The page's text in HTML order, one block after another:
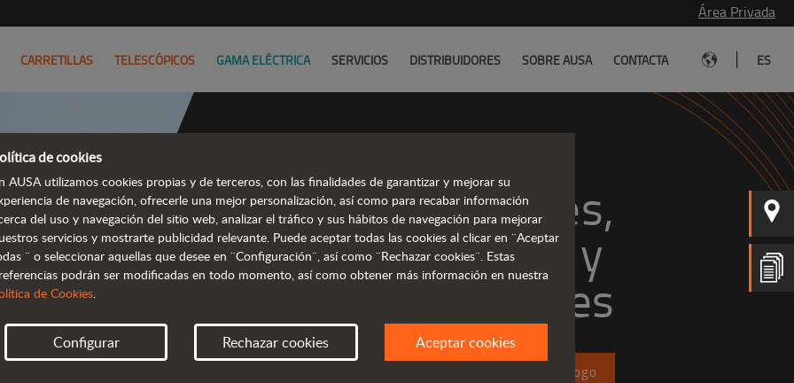
Área Privada
CARRETILLAS TELESCÓPICOS GAMA ELÉCTRICA SERVICIOS DISTRIBUIDORES SOBRE AUSA CONTACTA ES
Dumpers potentes,
eficientes y
rentables
Catálogo
de cookies
AUSA utilizamos cookies propias y de terceros, con las finalidades de garantizar y mejorar su
de navegación, ofrecerle una mejor personalización, así como para recabar información
del uso y navegación del sitio web, analizar el tráfico y sus hábitos de navegación para mejorar
servicios y mostrarte publicidad relevante. Puede aceptar todas las cookies al clicar en ¨Aceptar
¨ o seleccionar aquellas que desee en ¨Configuración¨, así como ¨Rechazar cookies¨. Estas
podrán ser modificadas en todo momento, así como obtener más información en nuestra
de Cookies.
Configurar Rechazar cookies Aceptar cookies